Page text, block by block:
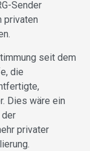
Sender
privaten
seit dem
die
Dies wäre ein
privater